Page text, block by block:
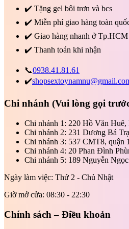
✔️ Tặng gel bôi trơn và bcs
✔️ Miễn phí giao hàng toàn
✔️ Giao hàng nhanh ở
✔️ Thanh toán khi nhận
📞0938.41.81.61
✔️
Chi nhánh (Vui lòng gọi
Chi nhánh 1: 220 Hồ Văn
Chi nhánh 2: 231 Dương Bá
Chi nhánh 3: 537 CMT8, quận
Chi nhánh 4: 20 Phan Đình
Chi nhánh 5: 189 Nguyễn
Ngày làm việc: Thứ 2 - Chủ Nhật
Giờ mở cửa: 08:30 - 22:30
Chính sách – Điều khoản